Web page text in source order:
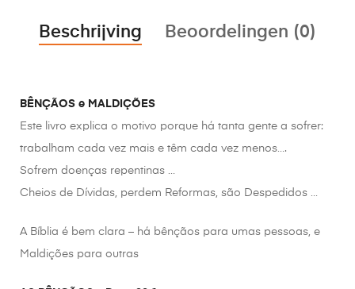
Beschrijving Beoordelingen (0)
BÊNÇÃOS e MALDIÇÕES
Este livro explica o motivo porque há tanta gente a sofrer:
trabalham cada vez mais e têm cada vez menos….
Sofrem doenças repentinas …
Cheios de Dívidas, perdem Reformas, são Despedidos …
A Bíblia é bem clara – há bênçãos para umas pessoas, e
Maldições para outras